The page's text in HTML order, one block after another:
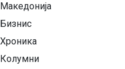
Македонија
Бизнис
Хроника
Колумни